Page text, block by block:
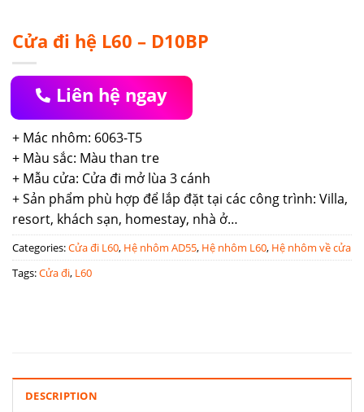
Cửa đi hệ L60 – D10BP
Liên hệ ngay
+ Mác nhôm: 6063-T5
+ Màu sắc: Màu than tre
+ Mẫu cửa: Cửa đi mở lùa 3 cánh
+ Sản phẩm phù hợp để lắp đặt tại các công trình: Villa,
resort, khách sạn, homestay, nhà ở…
Categories:Cửa đi L60, Hệ nhôm AD55, Hệ nhôm L60, Hệ nhôm về cửa
Tags:Cửa đi, L60
DESCRIPTION